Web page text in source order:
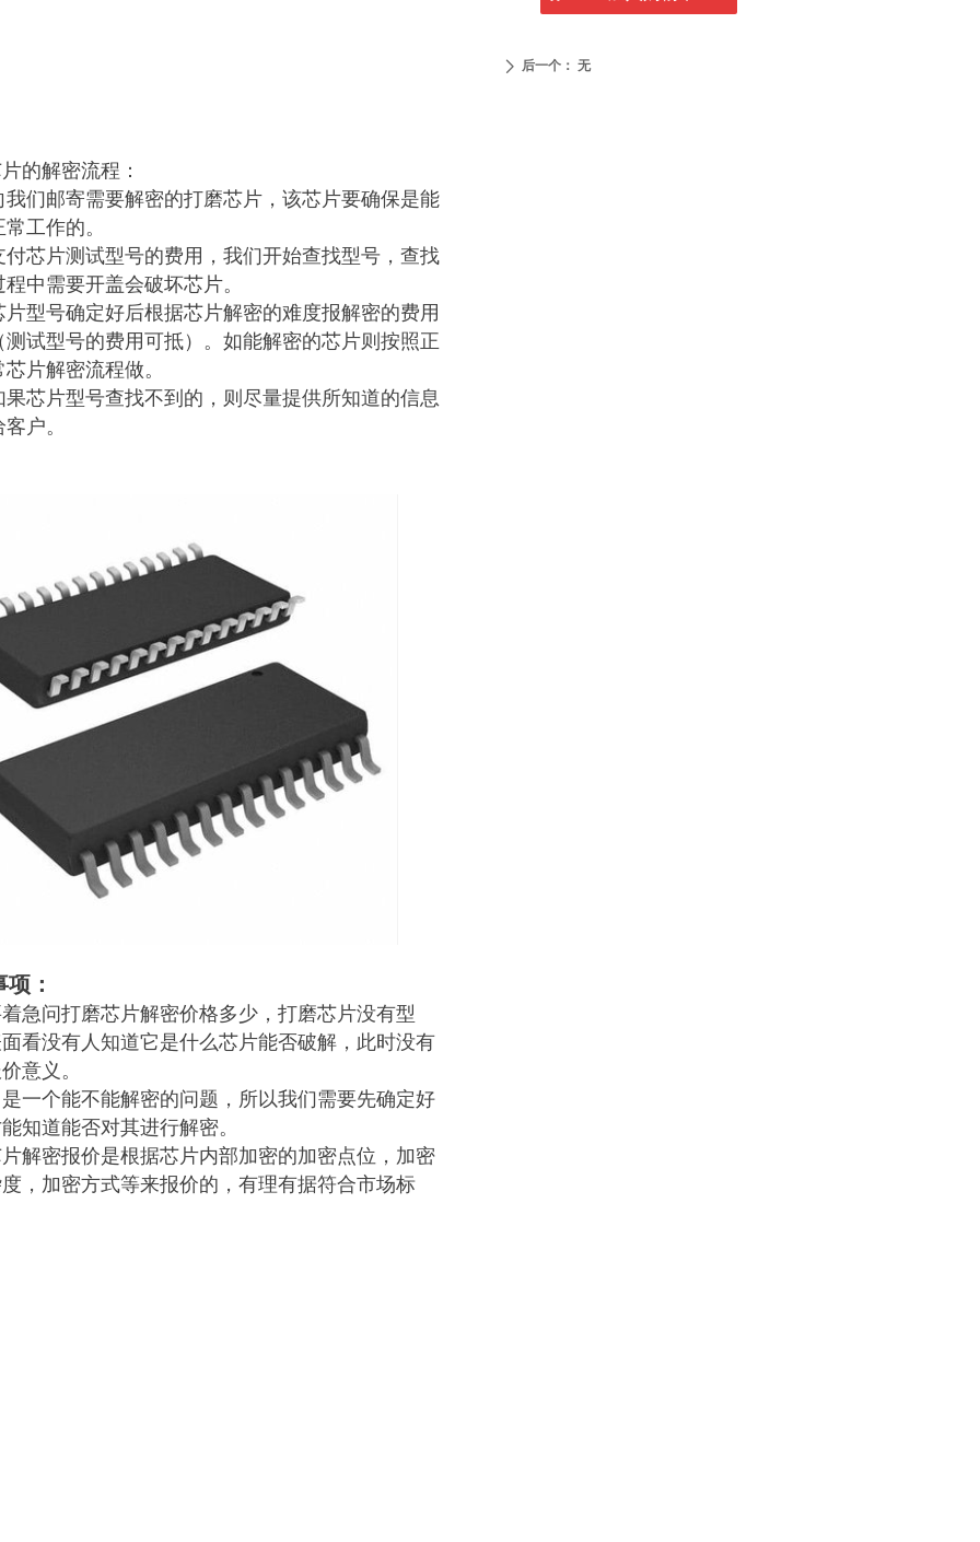
的解密流程：
我们邮寄需要解密的打磨芯片，该芯片要确保是能
常工作的。
付芯片测试型号的费用，我们开始查找型号，查找
程中需要开盖会破坏芯片。
片型号确定好后根据芯片解密的难度报解密的费用
测试型号的费用可抵）。如能解密的芯片则按照正
芯片解密流程做。
果芯片型号查找不到的，则尽量提供所知道的信息
客户。
：
急问打磨芯片解密价格多少，打磨芯片没有型
看没有人知道它是什么芯片能否破解，此时没有
意义。
一个能不能解密的问题，所以我们需要先确定好
知道能否对其进行解密。
解密报价是根据芯片内部加密的加密点位，加密
，加密方式等来报价的，有理有据符合市场标
ꄲ 后一个： 无